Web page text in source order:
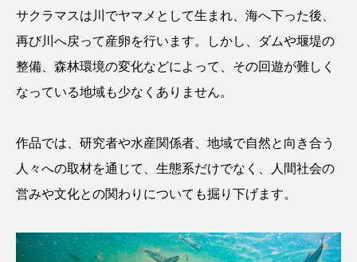
カタボシイワシ カツオ カニ
カブトエビ カブトクラゲ カミクラゲ
カレイ カワウソ カワハギ
カワバタモロコ カワムツ ガラ・ルファ
キジハタ キス キチヌ キヌバリ
ギギ ギンザケ ギンザメ クエ
サクラマスは川でヤマメとして生まれ、海へ下った後、
再び川へ戻って産卵を行います。しかし、ダムや堰堤の
整備、森林環境の変化などによって、その回遊が難しく
なっている地域も少なくありません。
作品では、研究者や水産関係者、地域で自然と向き合う
人々への取材を通じて、生態系だけでなく、人間社会の
営みや文化との関わりについても掘り下げます。